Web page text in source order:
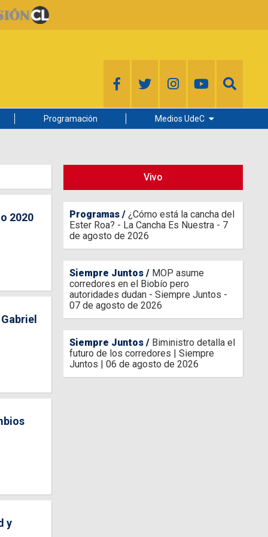
Programación Medios UdeC
Radio UdeC
2020
y
Vivo
Programas
¿Cómo está la cancha del
Ester Roa? - La Cancha Es Nuestra - 7
de agosto de 2026
Siempre Juntos
MOP asume
corredores en el Biobío pero
autoridades dudan - Siempre Juntos -
07 de agosto de 2026
Siempre Juntos
Biministro detalla el
futuro de los corredores | Siempre
Juntos | 06 de agosto de 2026